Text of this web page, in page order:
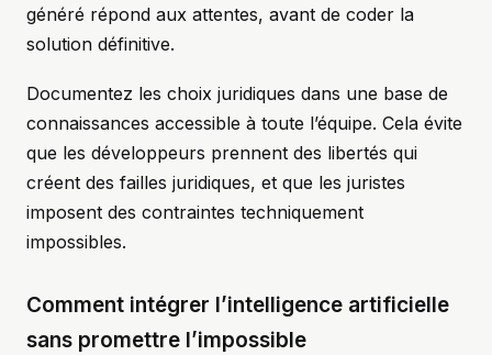
généré répond aux attentes, avant de coder la
solution définitive.
Documentez les choix juridiques dans une base de
connaissances accessible à toute l’équipe. Cela évite
que les développeurs prennent des libertés qui
créent des failles juridiques, et que les juristes
imposent des contraintes techniquement
impossibles.
Comment intégrer l’intelligence artificielle
sans promettre l’impossible